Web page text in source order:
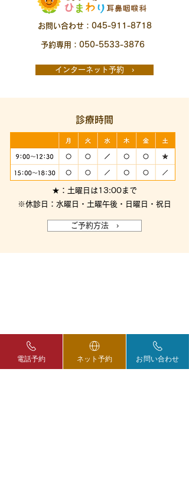
お問い合わせ：045-911-8718
予約専用：050-5533-3876
インターネット予約 ›
診療時間
★：土曜日は13:00まで
※休診日：水曜日・土曜午後・日曜日・祝日
ご予約方法 ›
電話予約 ネット予約 お問い合わせ